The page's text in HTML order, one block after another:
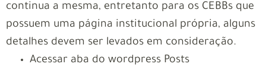
continua a mesma, entretanto para os CEBBs que
possuem uma página institucional própria, alguns
detalhes devem ser levados em consideração.
Acessar aba do wordpress Posts